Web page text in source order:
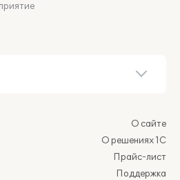
О сайте
О решениях 1С
Прайс-лист
Поддержка